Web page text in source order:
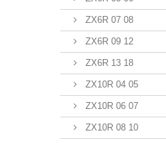
ZX6R 07 08
ZX6R 09 12
ZX6R 13 18
ZX10R 04 05
ZX10R 06 07
ZX10R 08 10